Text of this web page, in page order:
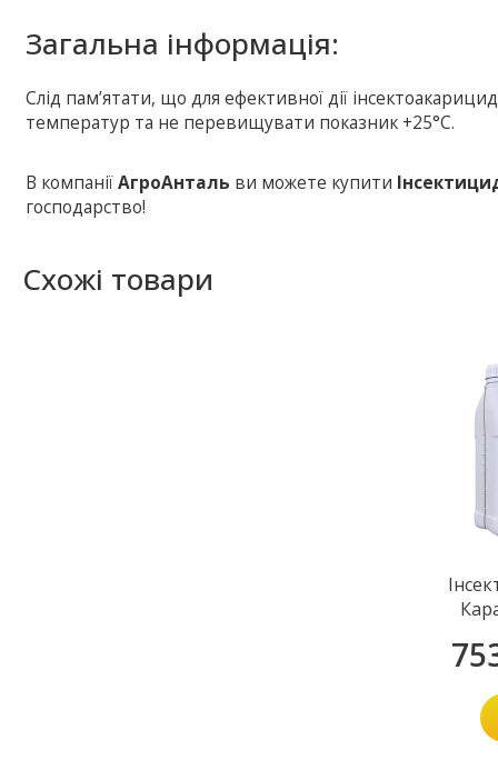
Загальна інформація:
Слід пам’ятати, що для ефективної дії
температур та не перевищувати показник +25°С.
В компаніїАгроАнталь ви можете купити
господарство!
Схожі товари